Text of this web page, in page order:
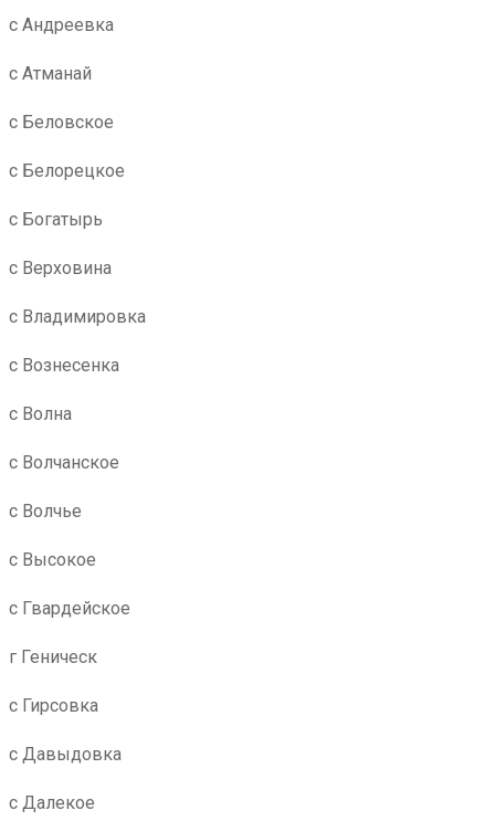
с Андреевка
с Атманай
с Беловское
с Белорецкое
с Богатырь
с Верховина
с Владимировка
с Вознесенка
с Волна
с Волчанское
с Волчье
с Высокое
с Гвардейское
г Геническ
с Гирсовка
с Давыдовка
с Далекое